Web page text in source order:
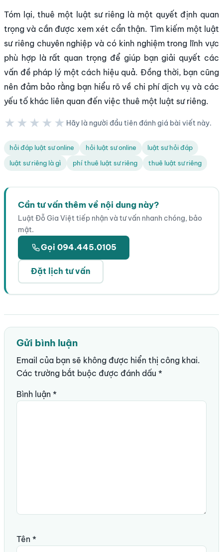
Tóm lại, thuê một luật sư riêng là một quyết định quan
trọng và cần được xem xét cẩn thận. Tìm kiếm một luật
sư riêng chuyên nghiệp và có kinh nghiệm trong lĩnh vực
phù hợp là rất quan trọng để giúp bạn giải quyết các
vấn đề pháp lý một cách hiệu quả. Đồng thời, bạn cũng
nên đảm bảo rằng bạn hiểu rõ về chi phí dịch vụ và các
yếu tố khác liên quan đến việc thuê một luật sư riêng.
★★★★★ Hãy là người đầu tiên đánh giá bài viết này.
hỏi đáp luật sư online hỏi luật sư online
luật sư hỏi đáp
luật sư riêng là gì
phí thuê luật sư riêng thuê luật sư riêng
Cần tư vấn thêm về nội dung này?
Luật Đỗ Gia Việt tiếp nhận và tư vấn nhanh chóng, bảo
mật.
Gọi 094.445.0105
Đặt lịch tư vấn
Gửi bình luận
Email của bạn sẽ không được hiển thị công khai.
Các trường bắt buộc được đánh dấu *
Bình luận *
Tên *